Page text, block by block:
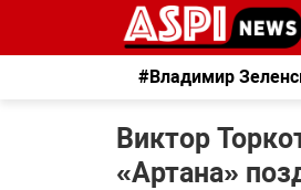
#Владимир
Виктор
«Артана»